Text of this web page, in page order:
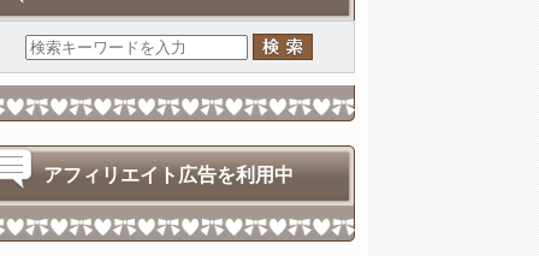
アフィリエイト広告を利用中